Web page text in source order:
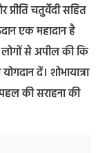
चतुर्वेदी सहित
एक महादान है
से अपील की कि
दें। शोभायात्रा
की सराहना की